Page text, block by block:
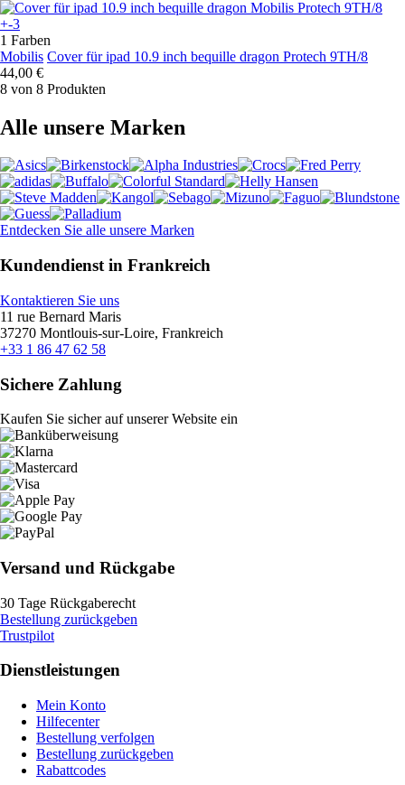
+-3
1 Farben
Mobilis Cover für ipad 10.9 inch bequille dragon Protech 9TH/8
44,00 €
8 von 8 Produkten
Alle unsere Marken
Entdecken Sie alle unsere Marken
Kundendienst in Frankreich
Kontaktieren Sie uns
11 rue Bernard Maris
37270 Montlouis-sur-Loire, Frankreich
+33 1 86 47 62 58
Sichere Zahlung
Kaufen Sie sicher auf unserer Website ein
Versand und Rückgabe
30 Tage Rückgaberecht
Bestellung zurückgeben
Trustpilot
Dienstleistungen
Mein Konto
Hilfecenter
Bestellung verfolgen
Bestellung zurückgeben
Rabattcodes